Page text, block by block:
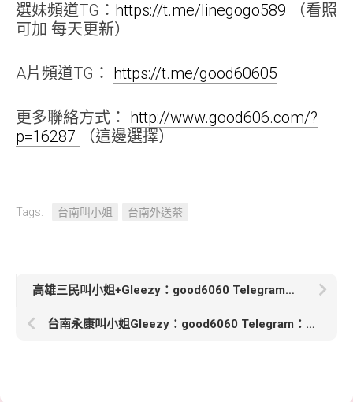
選妹頻道TG： https://t.me/linegogo589 （看照
可加 每天更新）
A片頻道TG： https://t.me/good60605
更多聯絡方式： http://www.good606.com/?
p=16287
（這邊選擇）
Tags: 台南叫小姐 台南外送茶
高雄三民叫小姐+Gleezy：good6060 Telegram：good6060【泡芙-3500】162cm D+奶 34歲無套愛愛 喜歡做愛的約
台南永康叫小姐Gleezy：good6060 Telegram：good6060【汐汐-6000】157 C 44 20歲 清秀鄰家小女孩